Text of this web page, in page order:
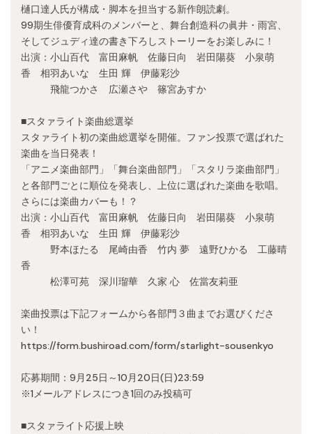
樋口達人氏が構成・脚本を担当する新作朗読劇。
99期生俳優育成科のメンバーと、舞台創造科の眞井・雨宮、
そしてジュディ達の書き下ろしストーリーをお楽しみに！
出演：小山百代 富田麻帆 佐藤日向 岩田陽葵 小泉萌
香 相羽あいな 生田 輝 伊藤彩沙
飛龍つかさ 広瀬さや 篠宮あすか
■スタァライト楽曲総選挙
スタァライト初の楽曲総選挙を開催。ファン投票で選ばれた
楽曲を当日発表！
「アニメ楽曲部門」「舞台楽曲部門」「スタリラ楽曲部門」
と各部門ごとに順位を発表し、上位に選ばれた楽曲を歌唱。
さらには楽曲カバーも！？
出演：小山百代 富田麻帆 佐藤日向 岩田陽葵 小泉萌
香 相羽あいな 生田 輝 伊藤彩沙
野本ほたる 尾崎由香 竹内 夢 遠野ひかる 工藤晴
香
松澤可苑 深川瑠華 久家 心 佐當友莉亜
楽曲投票は下記フォームから各部門３曲までお選びくださ
い！
https://form.bushiroad.com/form/starlight-sousenkyo
応募期間：9月25日～10月20日(日)23:59
※1メールアドレスにつき1回のみ投稿可
■スタァライト応援上映